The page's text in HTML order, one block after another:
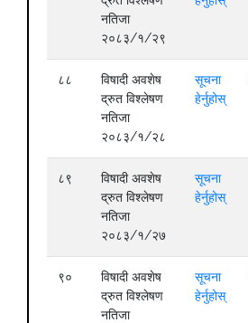
नतिजा
२०८३/१/२९
८८
विषादी अवशेष
द्रुत विश्लेषण
नतिजा
२०८३/१/२८
सूचना
हेर्नुहोस्
८९
विषादी अवशेष
द्रुत विश्लेषण
नतिजा
२०८३/१/२७
सूचना
हेर्नुहोस्
९०
विषादी अवशेष
द्रुत विश्लेषण
नतिजा
सूचना
हेर्नुहोस्